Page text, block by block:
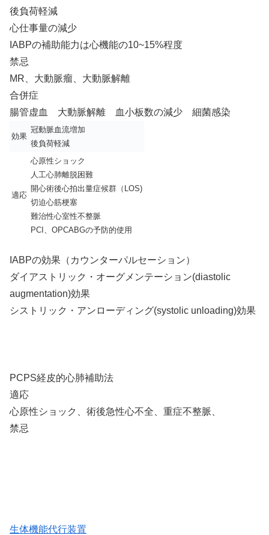
後負荷軽減
心仕事量の減少
IABPの補助能力は心機能の10~15%程度
禁忌
MR、大動脈瘤、大動脈解離
合併症
腸管虚血 大動脈解離 血小板数の減少 細菌感染
効果
冠動脈血流増加
後負荷軽減
適応
心原性ショック
人工心肺離脱困難
開心術後心拍出量症候群（LOS)
切迫心筋梗塞
難治性心室性不整脈
PCI、OPCABGの予防的使用
IABPの効果（カウンターパルセーション）
ダイアストリック・オーグメンテーション(diastolic
augmentation)効果
シストリック・アンローディング(systolic unloading)効果
PCPS経皮的心肺補助法
適応
心原性ショック、術後急性心不全、重症不整脈、
禁忌
生体機能代行装置